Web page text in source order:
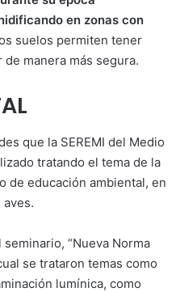
en zonas con
suelos permiten tener
manera más segura.
que la SEREMI del Medio
tratando el tema de la
de educación ambiental, en
“Nueva Norma
se trataron temas como
lumínica, como